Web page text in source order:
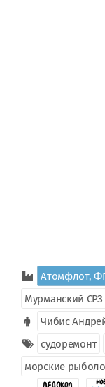
Атомфлот,
Мурманский
Чибис
судоремонт
морские